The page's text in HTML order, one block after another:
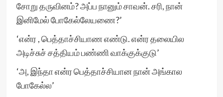
சோறு தருவினம்? அப்ப நானும் சாவன். சரி, நான்
இனிமேல் போகேல்லேயணை?’
‘என்ர , பெத்தாச்சியாண எண்டு. என்ர தலையில
அடிச்சுச் சத்தியம் பண்ணி வாக்குக்குடு’
‘அ, இந்தா என்ர பெத்தாச்சியான நான் அங்கால
போகேல்ல’